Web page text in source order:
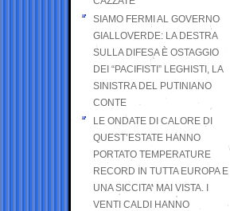
SIAMO FERMI AL GOVERNO
GIALLOVERDE: LA DESTRA
SULLA DIFESA È OSTAGGIO
DEI “PACIFISTI” LEGHISTI, LA
SINISTRA DEL PUTINIANO
CONTE
LE ONDATE DI CALORE DI
QUEST’ESTATE HANNO
PORTATO TEMPERATURE
RECORD IN TUTTA EUROPA E
UNA SICCITA’ MAI VISTA. I
VENTI CALDI HANNO